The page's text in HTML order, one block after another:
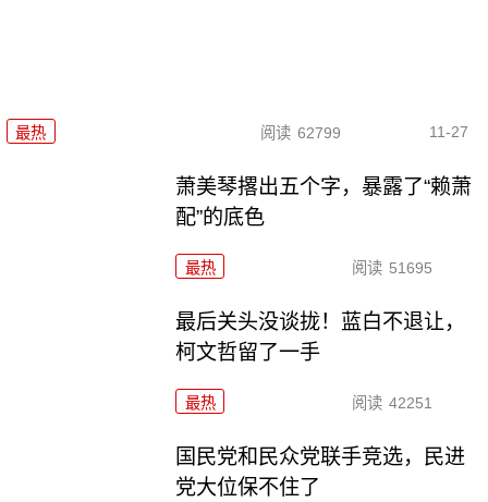
最热 阅读 62799 11-27
萧美琴撂出五个字，暴露了“赖萧
配”的底色
最热 阅读 51695
最后关头没谈拢！蓝白不退让，
柯文哲留了一手
最热 阅读 42251
国民党和民众党联手竞选，民进
党大位保不住了